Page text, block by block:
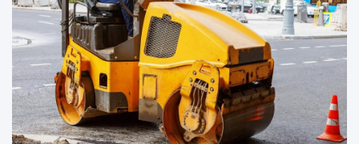
i
w
e
s
t
u
j
e
n
m
a
m
m
o
g
r